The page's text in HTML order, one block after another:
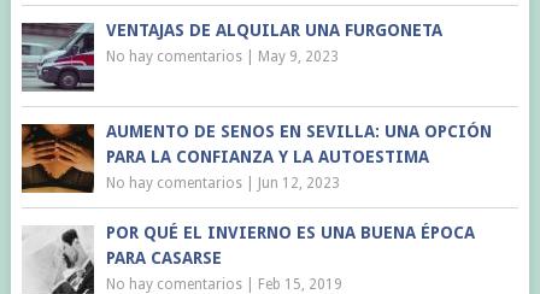
VENTAJAS DE ALQUILAR UNA FURGONETA
No hay comentarios| May 9, 2023
AUMENTO DE SENOS EN SEVILLA: UNA OPCIÓN
PARA LA CONFIANZA Y LA AUTOESTIMA
No hay comentarios| Jun 12, 2023
POR QUÉ EL INVIERNO ES UNA BUENA ÉPOCA
PARA CASARSE
No hay comentarios| Feb 15, 2019